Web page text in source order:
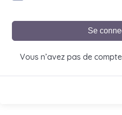
Se
Vous n’avez pas de